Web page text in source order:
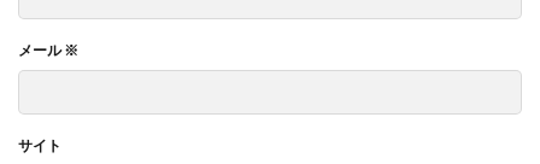
メール※
サイト